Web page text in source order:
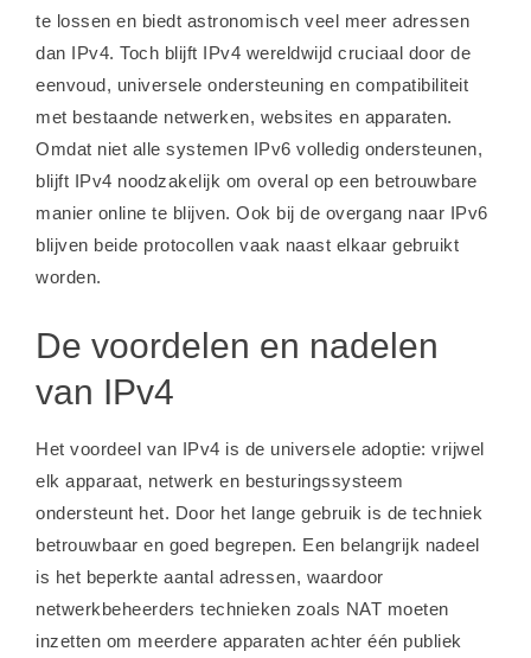
te lossen en biedt astronomisch veel meer adressen
dan IPv4. Toch blijft IPv4 wereldwijd cruciaal door de
eenvoud, universele ondersteuning en compatibiliteit
met bestaande netwerken, websites en apparaten.
Omdat niet alle systemen IPv6 volledig ondersteunen,
blijft IPv4 noodzakelijk om overal op een betrouwbare
manier online te blijven. Ook bij de overgang naar IPv6
blijven beide protocollen vaak naast elkaar gebruikt
worden.
De voordelen en nadelen
van IPv4
Het voordeel van IPv4 is de universele adoptie: vrijwel
elk apparaat, netwerk en besturingssysteem
ondersteunt het. Door het lange gebruik is de techniek
betrouwbaar en goed begrepen. Een belangrijk nadeel
is het beperkte aantal adressen, waardoor
netwerkbeheerders technieken zoals NAT moeten
inzetten om meerdere apparaten achter één publiek